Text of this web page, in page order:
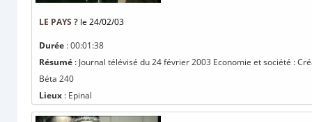
LE PAYS ? le 24/02/03
Durée : 00:01:38
Résumé : Journal télévisé du 24 février 2003 Economie et société :
Béta 240
Lieux : Epinal